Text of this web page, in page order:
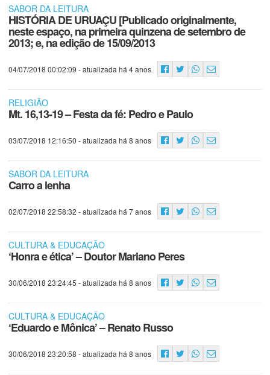
SABOR DA LEITURA
HISTÓRIA DE URUAÇU [Publicado originalmente,
neste espaço, na primeira quinzena de setembro de
2013; e, na edição de 15/09/2013
04/07/2018 00:02:09 - atualizada há 4 anos
RELIGIÃO
Mt. 16,13-19 – Festa da fé: Pedro e Paulo
03/07/2018 12:16:50 - atualizada há 8 anos
SABOR DA LEITURA
Carro a lenha
02/07/2018 22:58:32 - atualizada há 7 anos
CULTURA & EDUCAÇÃO
‘Honra e ética’ – Doutor Mariano Peres
30/06/2018 23:24:45 - atualizada há 8 anos
CULTURA & EDUCAÇÃO
‘Eduardo e Mônica’ – Renato Russo
30/06/2018 23:20:58 - atualizada há 8 anos